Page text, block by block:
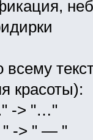
всему
красоты):
-> "…"
" -> " — "